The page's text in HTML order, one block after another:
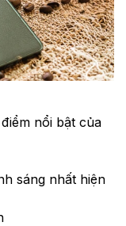
nổi bật của
sáng nhất hiện